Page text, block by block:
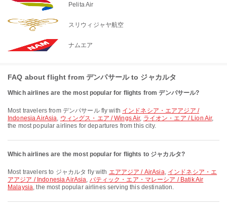
Pelita Air
スリウィジャヤ航空
ナムエア
FAQ about flight from デンパサール to ジャカルタ
Which airlines are the most popular for flights from デンパサール?
Most travelers from デンパサール fly with インドネシア・エアアジア /
Indonesia AirAsia, ウィングス・エア / Wings Air, ライオン・エア / Lion Air,
the most popular airlines for departures from this city.
Which airlines are the most popular for flights to ジャカルタ?
Most travelers to ジャカルタ fly with エアアジア / AirAsia, インドネシア・エ
アアジア / Indonesia AirAsia, バティック・エア・マレーシア / Batik Air
Malaysia, the most popular airlines serving this destination.